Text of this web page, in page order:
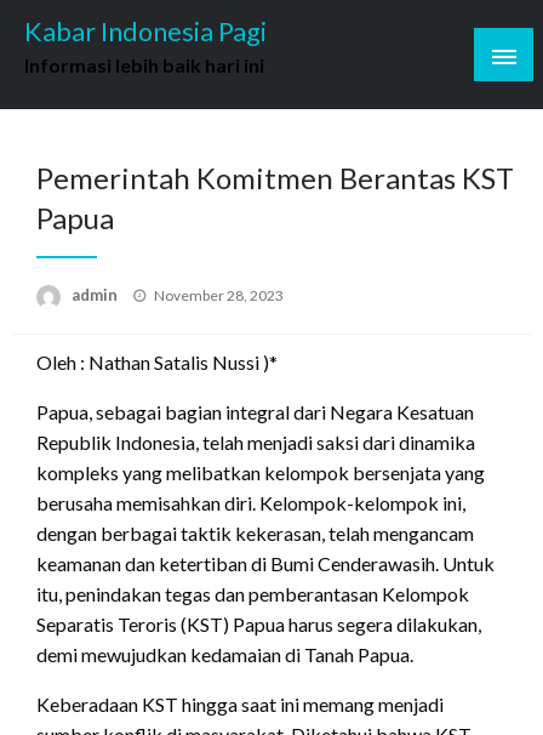
content
Kabar Indonesia Pagi
Informasi lebih baik hari ini
Pemerintah Komitmen Berantas KST
Papua
admin
Posted
November 28, 2023
Oleh : Nathan Satalis Nussi )*
Papua, sebagai bagian integral dari Negara Kesatuan
Republik Indonesia, telah menjadi saksi dari dinamika
kompleks yang melibatkan kelompok bersenjata yang
berusaha memisahkan diri. Kelompok-kelompok ini,
dengan berbagai taktik kekerasan, telah mengancam
keamanan dan ketertiban di Bumi Cenderawasih. Untuk
itu, penindakan tegas dan pemberantasan Kelompok
Separatis Teroris (KST) Papua harus segera dilakukan,
demi mewujudkan kedamaian di Tanah Papua.
Keberadaan KST hingga saat ini memang menjadi